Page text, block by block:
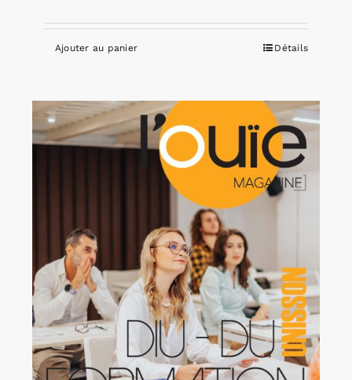
Ajouter au panier Détails